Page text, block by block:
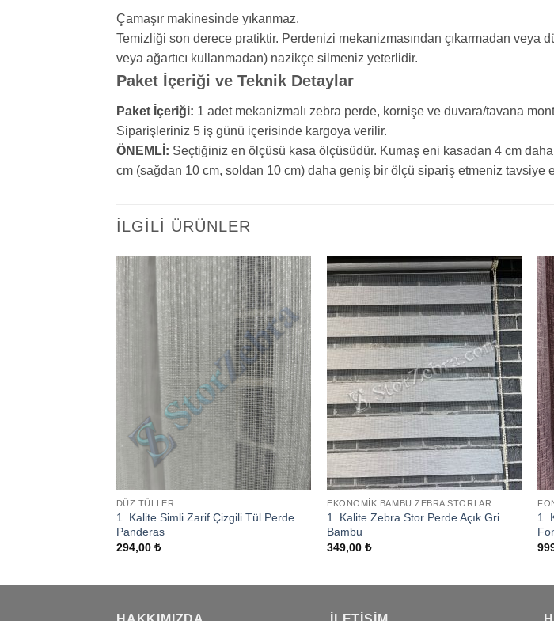
Çamaşır makinesinde yıkanmaz.
Temizliği son derece pratiktir. Perdenizi mekanizmasından çıkarmadan
veya ağartıcı kullanmadan) nazikçe silmeniz yeterlidir.
Paket İçeriği ve Teknik Detaylar
Paket İçeriği: 1 adet mekanizmalı zebra perde, kornişe ve duvara/tavana
Siparişleriniz 5 iş günü içerisinde kargoya verilir.
ÖNEMLİ: Seçtiğiniz en ölçüsü kasa ölçüsüdür. Kumaş eni kasadan 4 cm
cm (sağdan 10 cm, soldan 10 cm) daha geniş bir ölçü sipariş etmeniz tavsiye
İLGILI ÜRÜNLER
Add to
wishlist
DÜZ TÜLLER
1. Kalite Simli Zarif Çizgili Tül Perde
Panderas
294,00 ₺
Add to
wishlist
EKONOMIK BAMBU ZEBRA STORLAR
1. Kalite Zebra Stor Perde Açık Gri
Bambu
349,00₺
1.